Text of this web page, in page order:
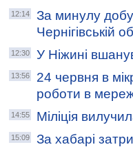
12:14
За минулу
Чернігівській
12:30 У Ніжині
13:56
24 червня в
роботи в
14:55 Міліція
15:09 За хабарі